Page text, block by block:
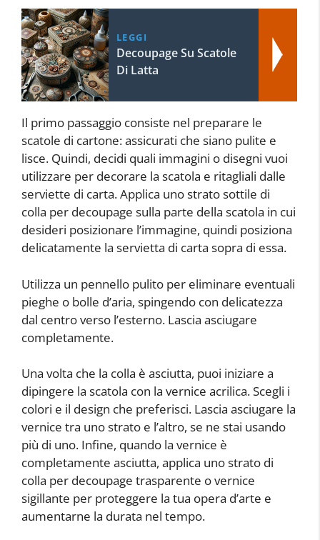
LEGGI
Decoupage Su Scatole
Di Latta
Il primo passaggio consiste nel preparare le
scatole di cartone: assicurati che siano pulite e
lisce. Quindi, decidi quali immagini o disegni vuoi
utilizzare per decorare la scatola e ritagliali dalle
serviette di carta. Applica uno strato sottile di
colla per decoupage sulla parte della scatola in cui
desideri posizionare l’immagine, quindi posiziona
delicatamente la servietta di carta sopra di essa.
Utilizza un pennello pulito per eliminare eventuali
pieghe o bolle d’aria, spingendo con delicatezza
dal centro verso l’esterno. Lascia asciugare
completamente.
Una volta che la colla è asciutta, puoi iniziare a
dipingere la scatola con la vernice acrilica. Scegli i
colori e il design che preferisci. Lascia asciugare la
vernice tra uno strato e l’altro, se ne stai usando
più di uno. Infine, quando la vernice è
completamente asciutta, applica uno strato di
colla per decoupage trasparente o vernice
sigillante per proteggere la tua opera d’arte e
aumentarne la durata nel tempo.